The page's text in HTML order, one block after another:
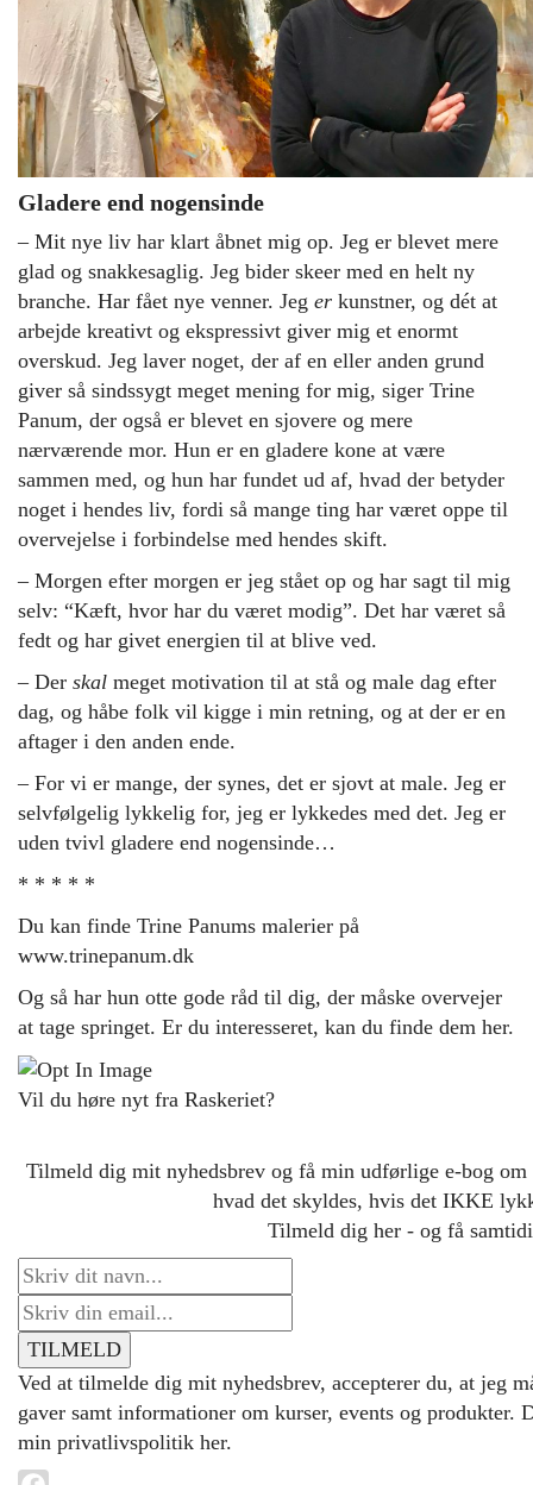
Gladere end nogensinde
– Mit nye liv har klart åbnet mig op. Jeg er blevet mere
glad og snakkesaglig. Jeg bider skeer med en helt ny
branche. Har fået nye venner. Jeg er kunstner, og dét at
arbejde kreativt og ekspressivt giver mig et enormt
overskud. Jeg laver noget, der af en eller anden grund
giver så sindssygt meget mening for mig, siger Trine
Panum, der også er blevet en sjovere og mere
nærværende mor. Hun er en gladere kone at være
sammen med, og hun har fundet ud af, hvad der betyder
noget i hendes liv, fordi så mange ting har været oppe til
overvejelse i forbindelse med hendes skift.
– Morgen efter morgen er jeg stået op og har sagt til mig
selv: “Kæft, hvor har du været modig”. Det har været så
fedt og har givet energien til at blive ved.
– Der skal meget motivation til at stå og male dag efter
dag, og håbe folk vil kigge i min retning, og at der er en
aftager i den anden ende.
– For vi er mange, der synes, det er sjovt at male. Jeg er
selvfølgelig lykkelig for, jeg er lykkedes med det. Jeg er
uden tvivl gladere end nogensinde…
* * * * *
Du kan finde Trine Panums malerier på
www.trinepanum.dk
Og så har hun otte gode råd til dig, der måske overvejer
at tage springet. Er du interesseret, kan du finde dem her.
Vil du høre nyt fra Raskeriet?
Tilmeld dig mit nyhedsbrev og få min udførlige e-bog
hvad det skyldes, hvis det IKKE
Tilmeld dig her - og få
Ved at tilmelde dig mit nyhedsbrev, accepterer du, at jeg
gaver samt informationer om kurser, events og
min privatlivspolitik her.